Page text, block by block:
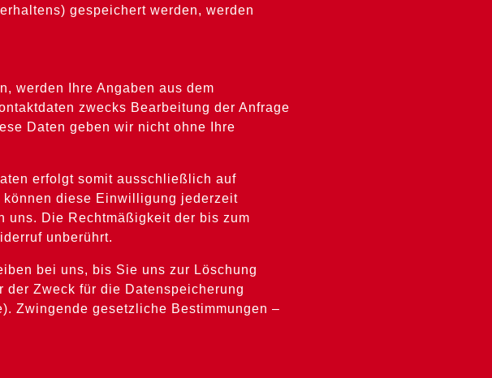
gespeichert werden, werden
werden Ihre Angaben aus dem
zwecks Bearbeitung der Anfrage
Daten geben wir nicht ohne Ihre
erfolgt somit ausschließlich auf
diese Einwilligung jederzeit
uns. Die Rechtmäßigkeit der bis zum
unberührt.
bei uns, bis Sie uns zur Löschung
Zweck für die Datenspeicherung
Zwingende gesetzliche Bestimmungen –